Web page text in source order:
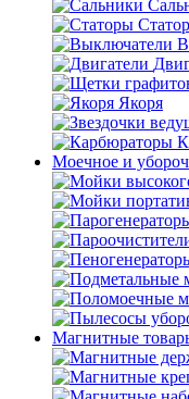
Якоря
Моечное и
Магнитные